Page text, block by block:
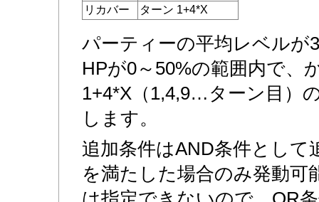
リカバー
ターン 1+4*X
パーティーの平均レベルが
HPが0～50%の範囲内で、
1+4*X（1,4,9…ターン目）
します。
追加条件はAND条件として
を満たした場合のみ発動可